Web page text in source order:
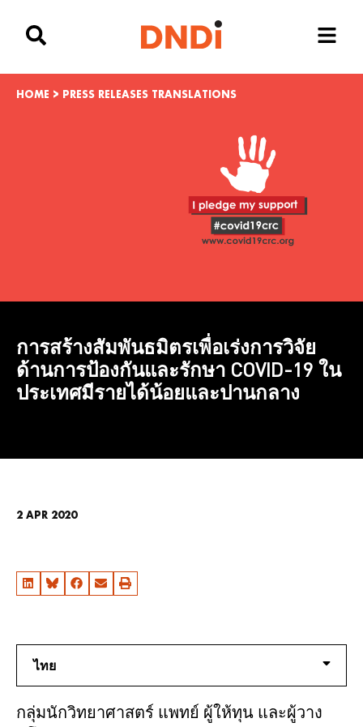
HOME > PRESS RELEASES TRANSLATIONS
การสร้างสัมพันธมิตรเพื่อเร่งการวิจัย
ด้านการป้องกันและรักษา COVID-19 ใน
ประเทศมีรายได้น้อยและปานกลาง
2 APR 2020
ไทย
กลุ่มนักวิทยาศาสตร์ แพทย์ ผู้ให้ทุน และผู้วาง